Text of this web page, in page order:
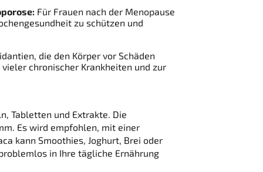
Für Frauen nach der Menopause
zu schützen und
die den Körper vor Schäden
chronischer Krankheiten und zur
Tabletten und Extrakte. Die
Es wird empfohlen, mit einer
kann Smoothies, Joghurt, Brei oder
in Ihre tägliche Ernährung